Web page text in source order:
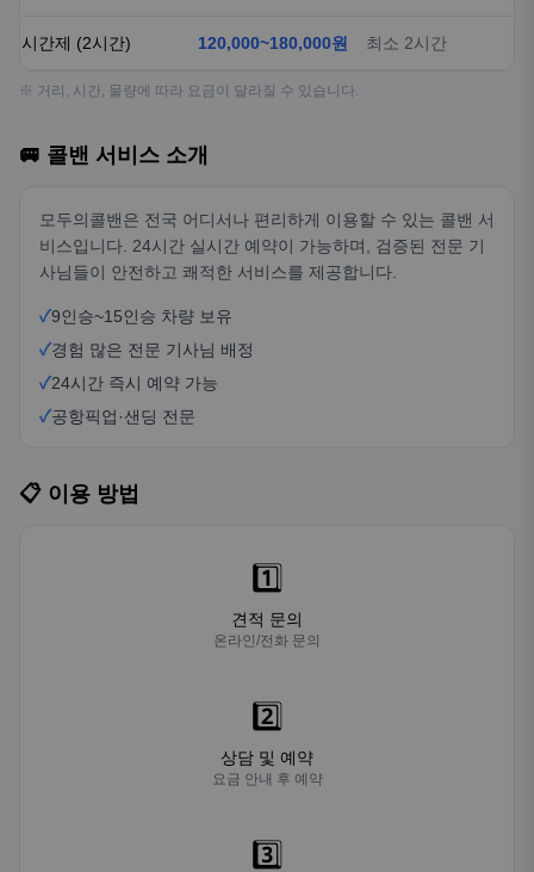
시간제 (2시간) 120,000~180,000원 최소 2시간
※ 거리, 시간, 물량에 따라 요금이 달라질 수 있습니다.
🚐 콜밴 서비스 소개
모두의콜밴은 전국 어디서나 편리하게 이용할 수 있는 콜밴 서
비스입니다. 24시간 실시간 예약이 가능하며, 검증된 전문 기
사님들이 안전하고 쾌적한 서비스를 제공합니다.
✓9인승~15인승 차량 보유
✓경험 많은 전문 기사님 배정
✓24시간 즉시 예약 가능
✓공항픽업·샌딩 전문
📋 이용 방법
1️⃣
견적 문의
온라인/전화 문의
2️⃣
상담 및 예약
요금 안내 후 예약
3️⃣